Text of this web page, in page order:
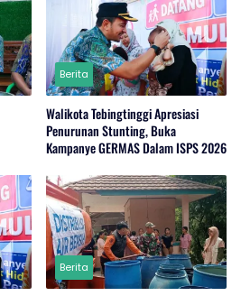
Berita
Walikota Tebingtinggi Apresiasi
Penurunan Stunting, Buka
Kampanye GERMAS Dalam ISPS 2026
Berita